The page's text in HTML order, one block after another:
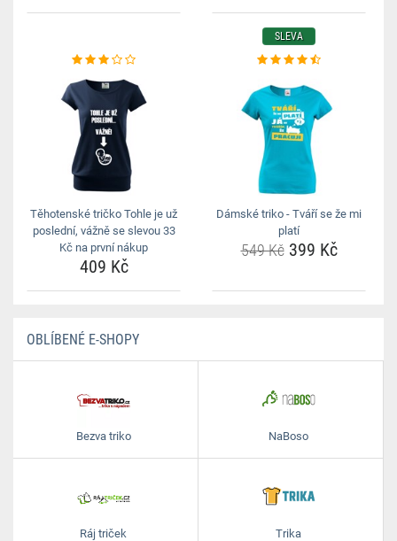
Těhotenské tričko Tohle je už
poslední, vážně se slevou 33
Kč na první nákup
409 Kč
SLEVA
Dámské triko - Tváří se že mi
platí
549 Kč399 Kč
OBLÍBENÉ E-SHOPY
Bezva triko NaBoso
Ráj triček Trika